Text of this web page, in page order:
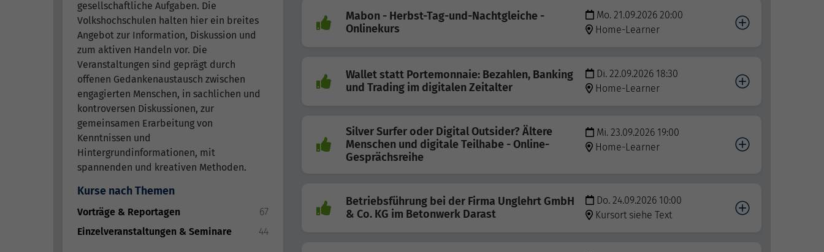
gesellschaftliche Aufgaben. Die
Volkshochschulen halten hier ein breites
Angebot zur Information, Diskussion und
zum aktiven Handeln vor. Die
Veranstaltungen sind geprägt durch
offenen Gedankenaustausch zwischen
engagierten Menschen, in sachlichen und
kontroversen Diskussionen, zur
gemeinsamen Erarbeitung von
Kenntnissen und
Hintergrundinformationen, mit
spannenden und kreativen Methoden.
Kurse nach Themen
Vorträge & Reportagen
67
Einzelveranstaltungen & Seminare
44
Mabon - Herbst-Tag-und-Nachtgleiche -
Onlinekurs
Mo. 21.09.2026 20:00
Home-Learner
Wallet statt Portemonnaie: Bezahlen, Banking
und Trading im digitalen Zeitalter
Di. 22.09.2026 18:30
Home-Learner
Silver Surfer oder Digital Outsider? Ältere
Menschen und digitale Teilhabe - Online-
Gesprächsreihe
Mi. 23.09.2026 19:00
Home-Learner
Betriebsführung bei der Firma Unglehrt GmbH
& Co. KG im Betonwerk Darast
Do. 24.09.2026 10:00
Kursort siehe Text